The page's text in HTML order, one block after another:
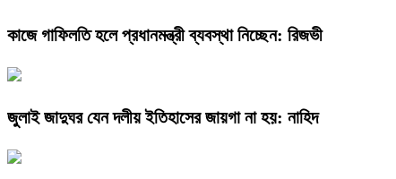
কাজে গাফিলতি হলে প্রধানমন্ত্রী ব্যবস্থা নিচ্ছেন: রিজভী
জুলাই জাদুঘর যেন দলীয় ইতিহাসের জায়গা না হয়: নাহিদ